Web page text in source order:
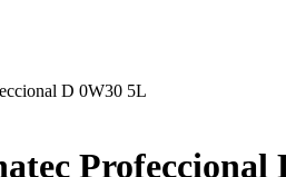
D 0W30 5L
Profeccional